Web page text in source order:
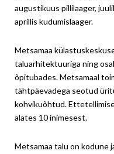
augustikuus pillilaager,
aprillis kudumislaager.
Metsamaa
taluarhitektuuriga ning
õpitubades. Metsamaal
tähtpäevadega seotud
kohvikuõhtud.
alates 10 inimesest.
Metsamaa talu on kodune